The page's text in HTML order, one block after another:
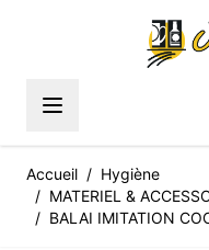
Accueil / Hygiène
/ MATERIEL &
/ BALAI IMITATION